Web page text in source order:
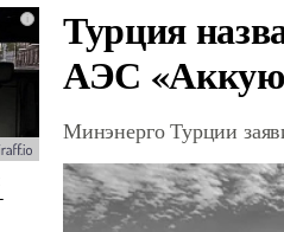
Турция
АЭС
Минэнерго Турции